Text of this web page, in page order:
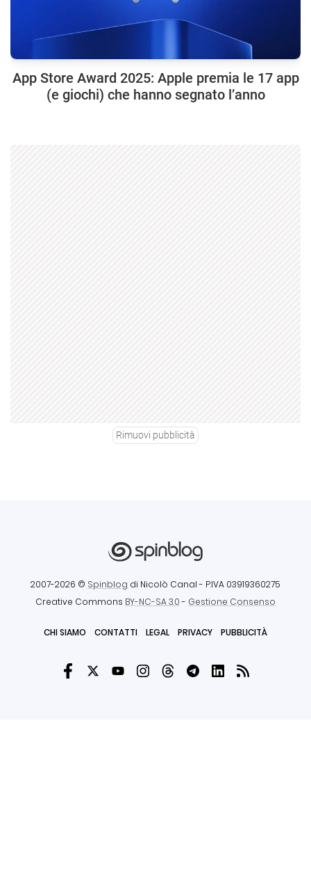
App Store Award 2025: Apple premia le 17 app
(e giochi) che hanno segnato l’anno
Rimuovi pubblicità
2007-2026 © Spinblog di Nicolò Canal - P.IVA 03919360275
Creative Commons BY-NC-SA 3.0- Gestione Consenso
CHI SIAMO CONTATTI LEGAL PRIVACY PUBBLICITÀ